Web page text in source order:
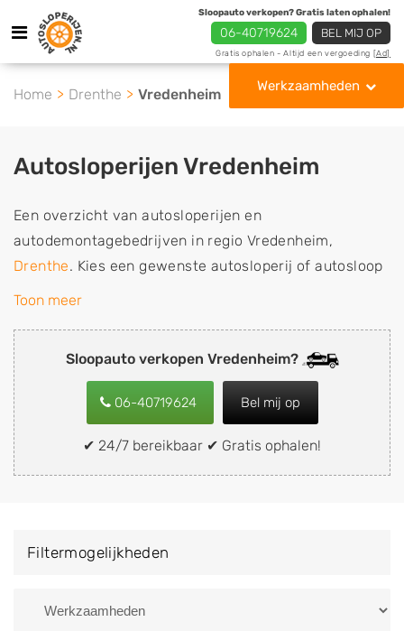
Sloopauto verkopen? Gratis laten ophalen!
06-40719624 BEL MIJ OP
Gratis ophalen - Altijd een vergoeding [Ad]
Werkzaamheden
Home Drenthe Vredenheim
Sloopauto verkopen Vredenheim?
06-40719624 Bel mij op
✔ 24/7 bereikbaar ✔ Gratis ophalen!
Autosloperijen Vredenheim
Een overzicht van autosloperijen en
autodemontagebedrijven in regio Vredenheim,
Drenthe. Kies een gewenste autosloperij of autosloop
uit de lijst die gespecialiseerd is in de verkoop van
de inkoop van sloopauto's, schadeauto's en
tweedehands auto's (ook zonder apk keuring). Wilt u
uw auto, camper, vrachtwagen, motor of brommobiel
snel en eenvoudig verkopen aan een
demontagebedrijf in de buurt, deze zelf wegbrengen
naar de sloop of deze liever laten ophalen op een
van Vredenheim en ontvang een vergoeding voor uw
Zoekt u liever naar een sloperij in een andere plaats of
Toon meer
Filtermogelijkheden